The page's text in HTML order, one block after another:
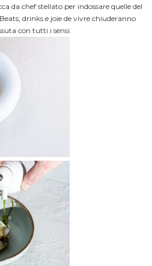
da chef stellato per indossare quelle del
drinks e joie de vivre chiuderanno
con tutti i sensi.